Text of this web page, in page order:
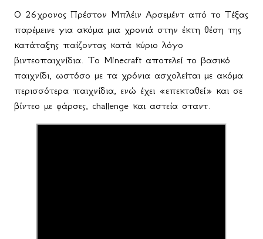
Ο 26χρονος Πρέστον Μπλέιν Αρσεμέντ από το Τέξας
παρέμεινε για ακόμα μια χρονιά στην έκτη θέση της
κατάταξης παίζοντας κατά κύριο λόγο
βιντεοπαιχνίδια. Το Minecraft αποτελεί το βασικό
παιχνίδι, ωστόσο με τα χρόνια ασχολείται με ακόμα
περισσότερα παιχνίδια, ενώ έχει «επεκταθεί» και σε
βίντεο με φάρσες, challenge και αστεία σταντ.